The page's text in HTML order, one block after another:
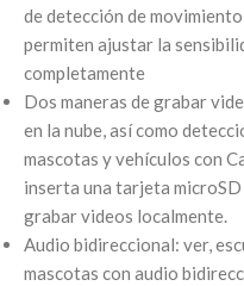
de detección de
permiten ajustar la
completamente
Dos maneras de grabar
en la nube, así como
mascotas y vehículos con
inserta una tarjeta
grabar videos localmente.
Audio bidireccional: ver,
mascotas con audio